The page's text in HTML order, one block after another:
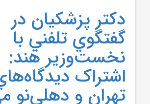
دکتر پزشکيان در
گفتگوي تلفني با
نخست‌وزير هند:
اشتراک
تهران و دهلي‌نو